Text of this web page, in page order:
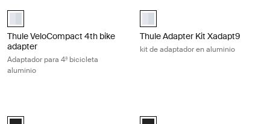
aluminium (selected)
Thule VeloCompact 4th bike
adapter
Adaptador para 4ª bicicleta
aluminio
aluminium (selected)
Thule Adapter Kit Xadapt9
kit de adaptador en aluminio
Thule transport wheel Negro (selected)Thule ProRide fatbike adapter